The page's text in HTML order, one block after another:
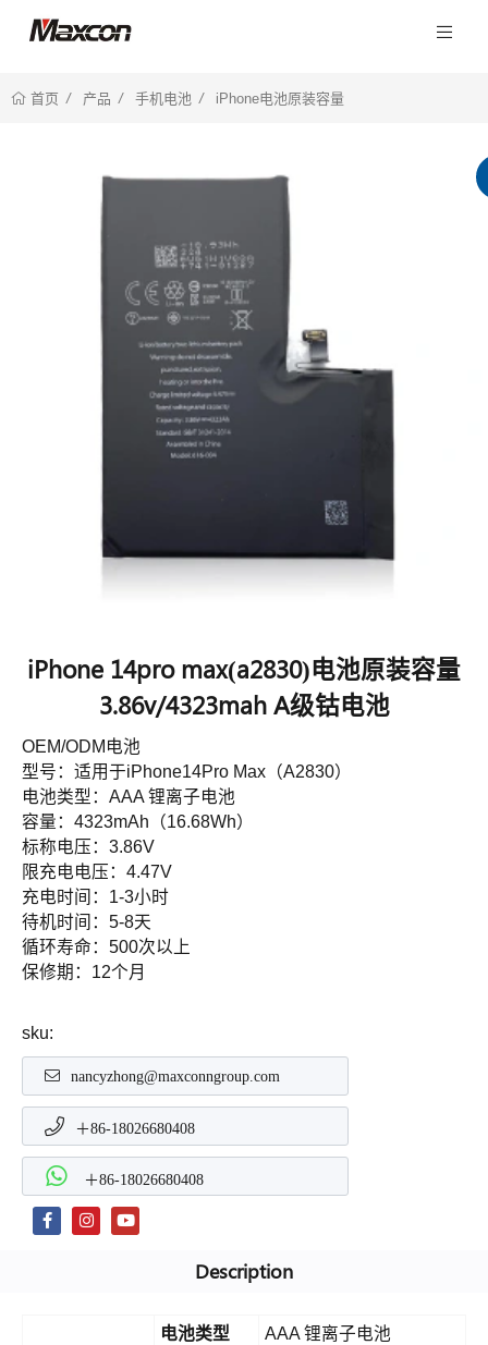
首页 产品 手机电池 iPhone电池原装容量
iPhone 14pro max(a2830)电池原装容量
3.86v/4323mah A级钴电池
OEM/ODM电池
型号：适用于iPhone14Pro Max（A2830）
电池类型：AAA 锂离子电池
容量：4323mAh（16.68Wh）
标称电压：3.86V
限充电电压：4.47V
充电时间：1-3小时
待机时间：5-8天
循环寿命：500次以上
保修期：12个月
sku:
nancyzhong@maxconngroup.com
＋86-18026680408
＋86-18026680408
Description
电池类型 AAA 锂离子电池